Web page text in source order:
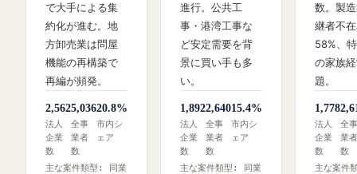
で大手による集
約化が進む。地
方卸売業は問屋
機能の再構築で
再編が頻発。
2,562
法人
企業
数
5,036
全事
業者
数
20.8%
市内シ
ェア
主な案件類型: 同業
進行。公共工
事・港湾工事な
ど安定需要を背
景に買い手も多
い。
1,892
法人
企業
数
2,640
全事
業者
数
15.4%
市内シ
ェア
主な案件類型: 同業
数。製
継者不
58%、
の家族
題。
1,778
法人
企業
数
全事
業者
数
主な案件